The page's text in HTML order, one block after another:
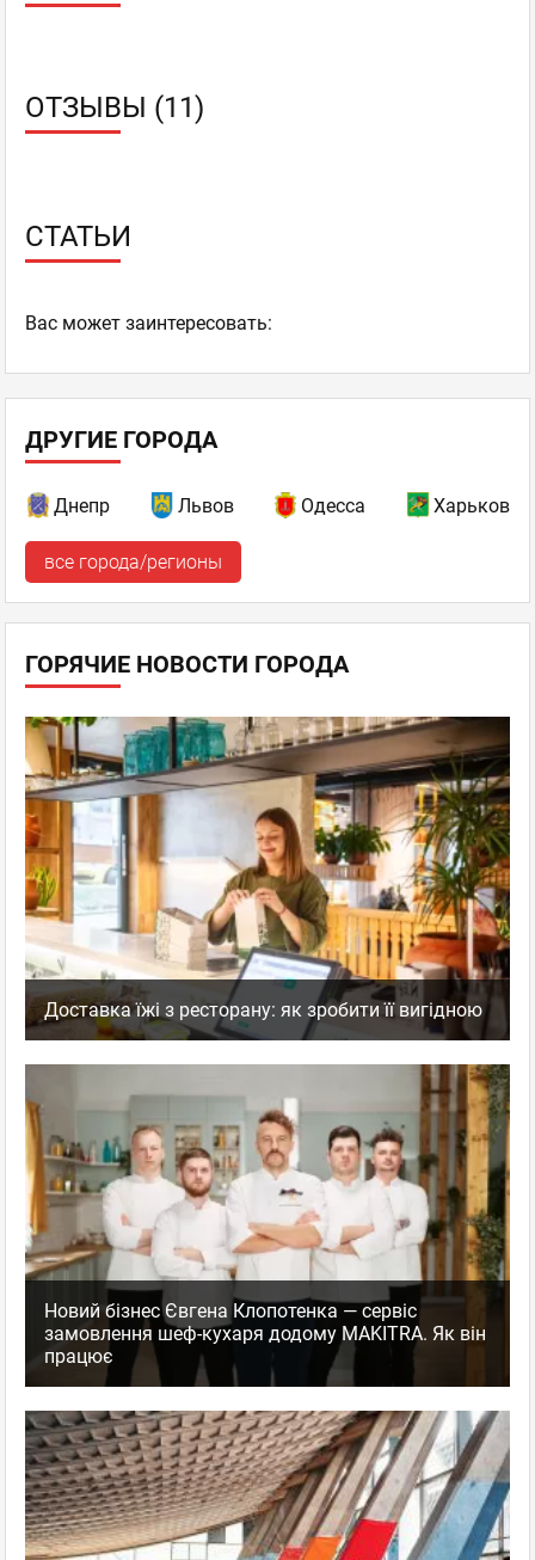
пивоварня. Здесь варят 5 сортов домашнего
Cima Digitec
Хоспер
продукты с собственного фермерского
баранина
ОТЗЫВЫ (11)
СТАТЬИ
Ваc может заинтересовать:
ДРУГИЕ ГОРОДА
Днепр Львов Одесса Харьков
все города/регионы
ГОРЯЧИЕ НОВОСТИ ГОРОДА
Доставка їжі з ресторану: як зробити її вигідною
Новий бізнес Євгена Клопотенка — сервіс
замовлення шеф-кухаря додому MAKITRA. Як він
працює